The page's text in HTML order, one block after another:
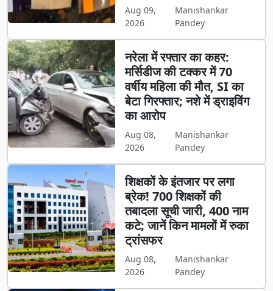
Aug 09,
2026
Manishankar
Pandey
नरेला में रफ्तार का कहर:
मर्सिडीज की टक्कर में 70
वर्षीय महिला की मौत, SI का
बेटा गिरफ्तार; नशे में ड्राइविंग
का आरोप
Aug 08,
2026
Manishankar
Pandey
शिक्षकों के इंतजार पर लगा
ब्रेक! 700 शिक्षकों की
तबादला सूची जारी, 400 नाम
कटे; जानें किन मामलों में रुका
ट्रांसफर
Aug 08,
2026
Manishankar
Pandey